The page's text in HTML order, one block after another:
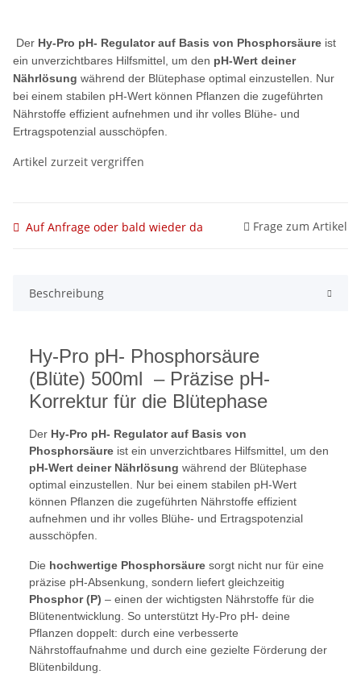
Der Hy-Pro pH- Regulator auf Basis von Phosphorsäure ist
ein unverzichtbares Hilfsmittel, um den pH-Wert deiner
Nährlösung während der Blütephase optimal einzustellen. Nur
bei einem stabilen pH-Wert können Pflanzen die zugeführten
Nährstoffe effizient aufnehmen und ihr volles Blühe- und
Ertragspotenzial ausschöpfen.
Artikel zurzeit vergriffen
Auf Anfrage oder bald wieder da Frage zum Artikel
Beschreibung
Hy-Pro pH- Phosphorsäure
(Blüte) 500ml – Präzise pH-
Korrektur für die Blütephase
Der Hy-Pro pH- Regulator auf Basis von
Phosphorsäure ist ein unverzichtbares Hilfsmittel, um den
pH-Wert deiner Nährlösung während der Blütephase
optimal einzustellen. Nur bei einem stabilen pH-Wert
können Pflanzen die zugeführten Nährstoffe effizient
aufnehmen und ihr volles Blühe- und Ertragspotenzial
ausschöpfen.
Die hochwertige Phosphorsäure sorgt nicht nur für eine
präzise pH-Absenkung, sondern liefert gleichzeitig
Phosphor (P) – einen der wichtigsten Nährstoffe für die
Blütenentwicklung. So unterstützt Hy-Pro pH- deine
Pflanzen doppelt: durch eine verbesserte
Nährstoffaufnahme und durch eine gezielte Förderung der
Blütenbildung.